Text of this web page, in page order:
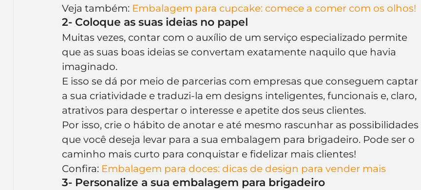
Veja também: Embalagem para cupcake: comece a comer com os olhos!
2- Coloque as suas ideias no papel
Muitas vezes, contar com o auxílio de um serviço especializado permite
que as suas boas ideias se convertam exatamente naquilo que havia
imaginado.
E isso se dá por meio de parcerias com empresas que conseguem captar
a sua criatividade e traduzi-la em designs inteligentes, funcionais e, claro,
atrativos para despertar o interesse e apetite dos seus clientes.
Por isso, crie o hábito de anotar e até mesmo rascunhar as possibilidades
que você deseja levar para a sua embalagem para brigadeiro. Pode ser o
caminho mais curto para conquistar e fidelizar mais clientes!
Confira: Embalagem para doces: dicas de design para vender mais
3- Personalize a sua embalagem para brigadeiro